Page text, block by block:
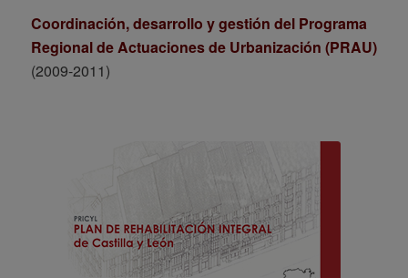
Coordinación, desarrollo y gestión del Programa
Regional de Actuaciones de Urbanización (PRAU)
(2009-2011)